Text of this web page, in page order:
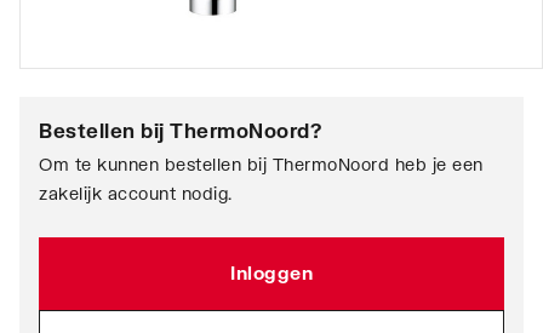
Bestellen bij ThermoNoord?
Om te kunnen bestellen bij ThermoNoord heb je een
zakelijk account nodig.
Inloggen